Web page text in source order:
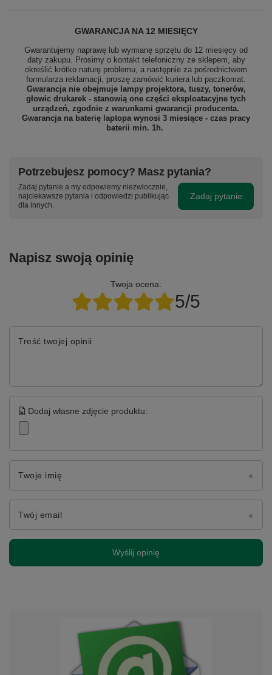
GWARANCJA NA 12 MIESIĘCY
Gwarantujemy naprawę lub wymianę sprzętu do 12 miesięcy od
daty zakupu. Prosimy o kontakt telefoniczny ze sklepem, aby
określić krótko naturę problemu, a następnie za pośrednictwem
formularza reklamacji, proszę zamówić kuriera lub paczkomat.
Gwarancja nie obejmuje lampy projektora, tuszy, tonerów,
głowic drukarek - stanowią one części eksploatacyjne tych
urządzeń, zgodnie z warunkami gwarancji producenta.
Gwarancja na baterię laptopa wynosi 3 miesiące - czas pracy
baterii min. 1h.
Potrzebujesz pomocy? Masz pytania?
Zadaj pytanie a my odpowiemy niezwłocznie,
najciekawsze pytania i odpowiedzi publikując
dla innych.
Zadaj pytanie
Napisz swoją opinię
Twoja ocena:
5/5
Treść twojej opinii
Dodaj własne zdjęcie produktu:
Twoje imię
Twój email
Wyślij opinię